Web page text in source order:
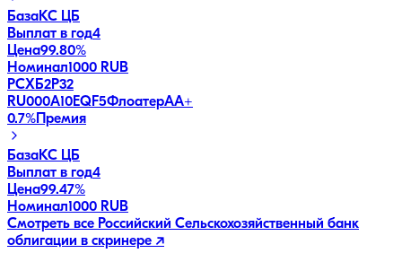
БазаКС ЦБ
Выплат в год4
Цена99.80%
Номинал1000 RUB
РСХБ2Р32
RU000A10EQF5ФлоатерAA+
0.7% Премия
БазаКС ЦБ
Выплат в год4
Цена99.47%
Номинал1000 RUB
Смотреть все Российский Сельскохозяйственный банк
облигации в скринере ↗